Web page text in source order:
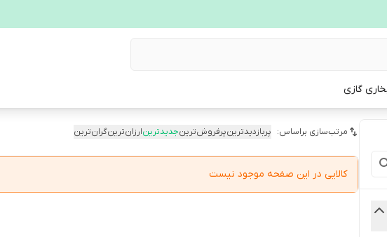
گازی
مرتب‌سازی براساس: پربازدیدترینپرفروش‌ترینجدیدترینارزان‌ترینگران‌ترین
کالایی در این صفحه موجود نیست